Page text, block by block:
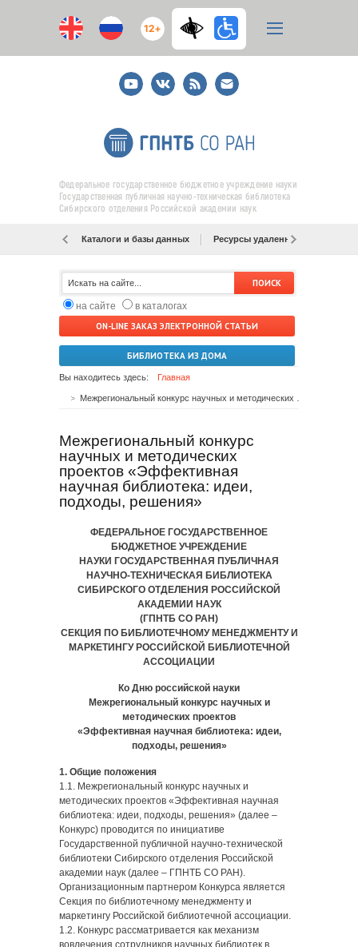
12+
YoutubeВКонтакте
RSS
E-
mail
подписка
Федеральное государственное бюджетное учреждение науки
Государственная публичная научно-техническая библиотека
Сибирского отделения Российской академии наук
Каталоги и базы данных Ресурсы удаленного доступа
на сайте
в каталогах
ON-LINE ЗАКАЗ ЭЛЕКТРОННОЙ СТАТЬИ
БИБЛИОТЕКА ИЗ ДОМА
Вы находитесь здесь: Главная
Межрегиональный конкурс
научных и методических
проектов «Эффективная
научная библиотека: идеи,
подходы, решения»
ФЕДЕРАЛЬНОЕ ГОСУДАРСТВЕННОЕ
БЮДЖЕТНОЕ УЧРЕЖДЕНИЕ
НАУКИ ГОСУДАРСТВЕННАЯ ПУБЛИЧНАЯ
НАУЧНО-ТЕХНИЧЕСКАЯ БИБЛИОТЕКА
СИБИРСКОГО ОТДЕЛЕНИЯ РОССИЙСКОЙ
АКАДЕМИИ НАУК
(ГПНТБ СО РАН)
СЕКЦИЯ ПО БИБЛИОТЕЧНОМУ МЕНЕДЖМЕНТУ И
МАРКЕТИНГУ РОССИЙСКОЙ БИБЛИОТЕЧНОЙ
АССОЦИАЦИИ
Ко Дню российской науки
Межрегиональный конкурс научных и
методических проектов
«Эффективная научная библиотека: идеи,
подходы, решения»
1. Общие положения
1.1. Межрегиональный конкурс научных и
методических проектов «Эффективная научная
библиотека: идеи, подходы, решения» (далее –
Конкурс) проводится по инициативе
Государственной публичной научно-технической
библиотеки Сибирского отделения Российской
академии наук (далее – ГПНТБ СО РАН).
Организационным партнером Конкурса является
Секция по библиотечному менеджменту и
маркетингу Российской библиотечной ассоциации.
1.2. Конкурс рассматривается как механизм
вовлечения сотрудников научных библиотек в